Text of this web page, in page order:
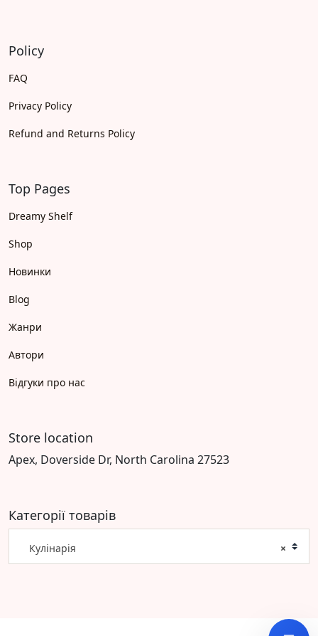
Policy
FAQ
Privacy Policy
Refund and Returns Policy
Top Pages
Dreamy Shelf
Shop
Новинки
Blog
Жанри
Автори
Відгуки про нас
Store location
Apex, Doverside Dr, North Carolina 27523
Категорії товарів
×
Кулінарія